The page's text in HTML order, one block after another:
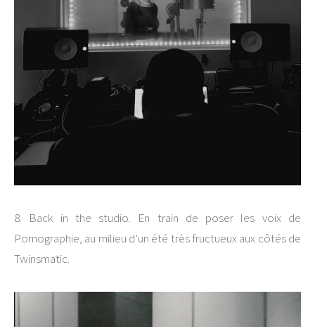
8. Back in the studio. En train de poser les voix de
Pornographie, au milieu d’un été très fructueux aux côtés de
Twinsmatic.